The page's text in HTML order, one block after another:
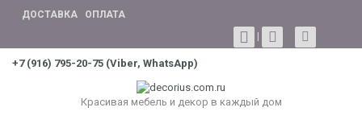
ДОСТАВКА
ОПЛАТА
+7 (916) 795-20-75 (Viber, WhatsApp)
Красивая мебель и декор в каждый дом